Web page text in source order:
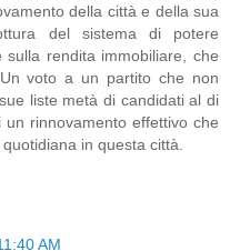
della città e della sua
del sistema di potere
rendita immobiliare, che
voto a un partito che non
liste metà di candidati al di
rinnovamento effettivo che
in questa città.
AM